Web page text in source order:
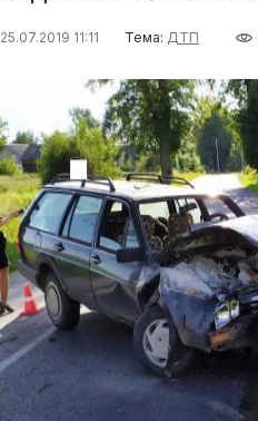
25.07.2019 11:11 Тема: ДТП